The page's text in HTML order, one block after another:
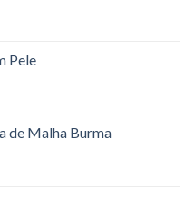
Pele
de Malha Burma